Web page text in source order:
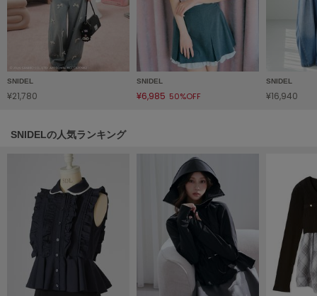
LeSportsac
レスポートサック
LILY BROWN
リリーブラウン
LILY BROWN Lingerie
リリーブラウンランジェリー
LITTLE UNION TOKYO
リトルユニオン トウキョウ
made of Organics
メイドオブオーガニクス
MICHU COQUETTE
ミチュ コケット
MIESROHE
ミースロエ
SNIDEL
¥21,780
SNIDEL
¥6,985 50%OFF
SNIDEL
¥16,940
SNIDELの人気ランキング